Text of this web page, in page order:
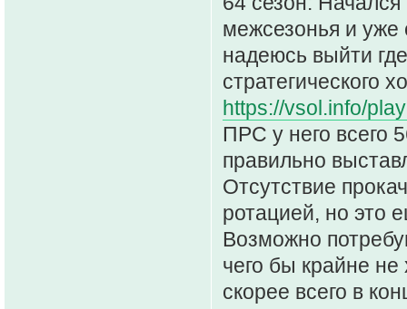
межсезонья и уже
надеюсь выйти
стратегического
https://vsol.info/
ПРС у него всего
правильно
Отсутствие
ротацией, но это
Возможно
чего бы крайне
скорее всего в